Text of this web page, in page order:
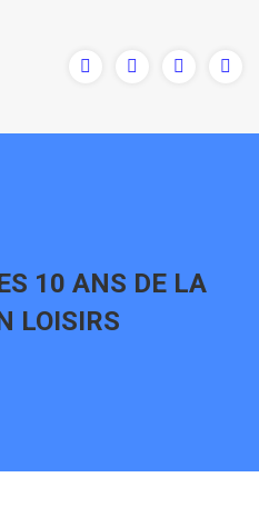
10 ANS DE LA
LOISIRS